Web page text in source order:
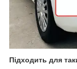
Підходить для